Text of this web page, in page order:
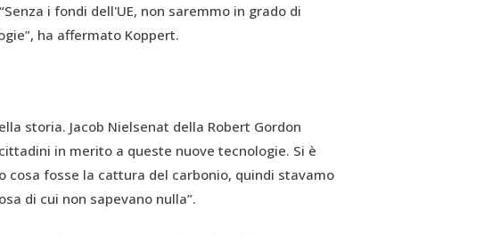
i fondi dell'UE, non saremmo in grado di
ha affermato Koppert.
storia. Jacob Nielsenat della Robert Gordon
in merito a queste nuove tecnologie. Si è
cosa fosse la cattura del carbonio, quindi stavamo
di cui non sapevano nulla”.